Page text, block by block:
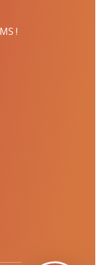
!
?
services de